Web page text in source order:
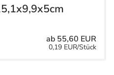
ab 55,60 EUR
0,19 EUR/Stück